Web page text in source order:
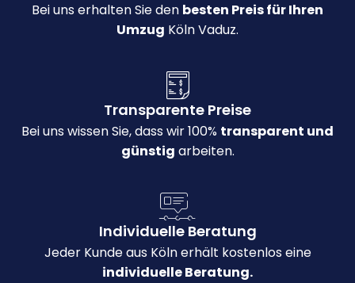
Bei uns erhalten Sie den besten Preis für Ihren
Umzug Köln Vaduz.
Transparente Preise
Bei uns wissen Sie, dass wir 100% transparent und
günstig arbeiten.
Individuelle Beratung
Jeder Kunde aus Köln erhält kostenlos eine
individuelle Beratung.